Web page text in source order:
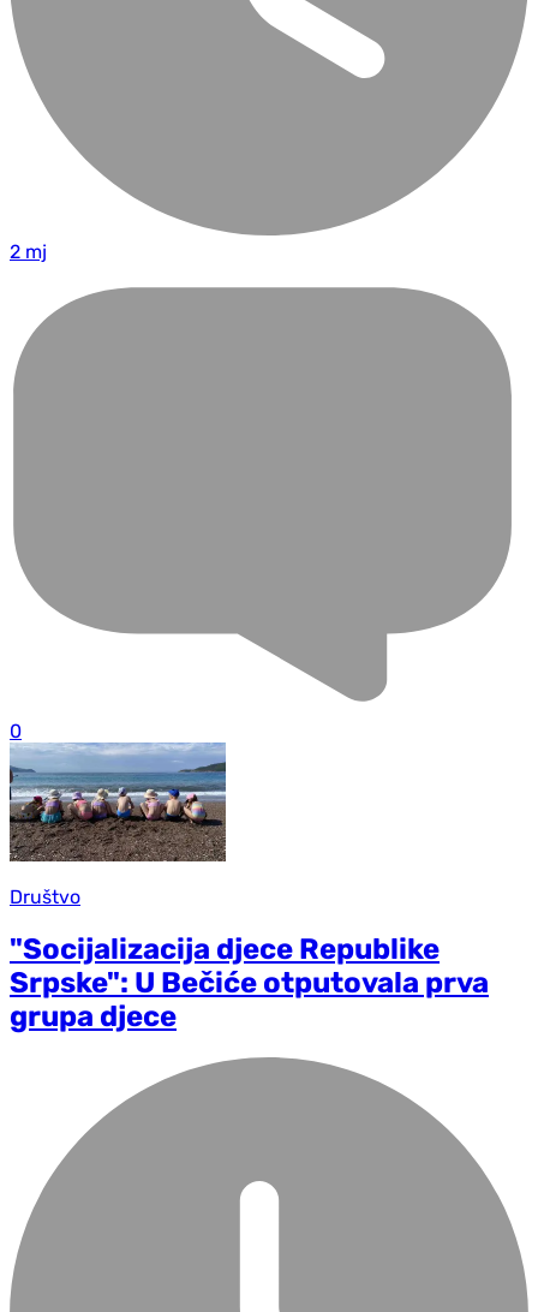
2 mj
0
Društvo
"Socijalizacija d‌jece Republike
Srpske": U Bečiće otputovala prva
grupa djece